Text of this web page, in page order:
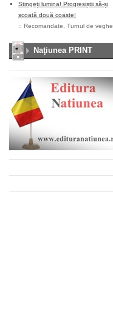
Stingeți lumina! Progresiștii să-și
scoată două coaste!
:: Recomandate Turnul de veghe
Naţiunea PRINT